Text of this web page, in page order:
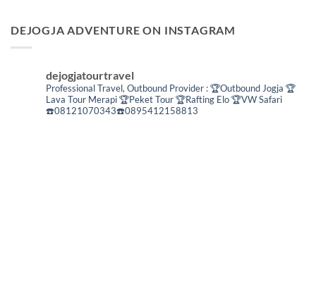
DEJOGJA ADVENTURE ON INSTAGRAM
dejogjatourtravel
Professional Travel, Outbound Provider :🏆Outbound Jogja 🏆
Lava Tour Merapi🏆Peket Tour🏆Rafting Elo🏆VW Safari
☎️08121070343☎️0895412158813